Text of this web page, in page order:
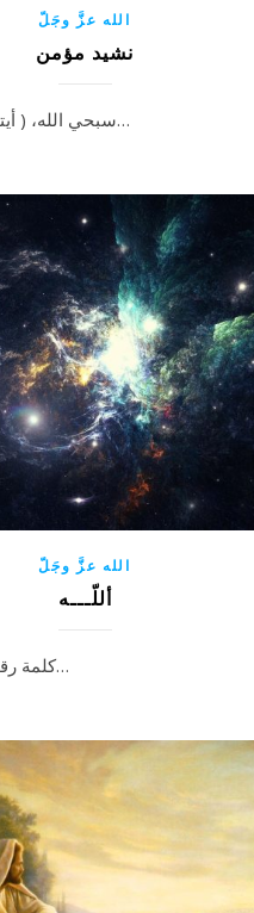
الله عزَّ وجَلّ
نشيد مؤمن
سبحي الله، ( أيتها الأفلاك) السابحة…
الله عزَّ وجَلّ
أللّـــه
كلمة رقيقة , عذبة , شفّافة…